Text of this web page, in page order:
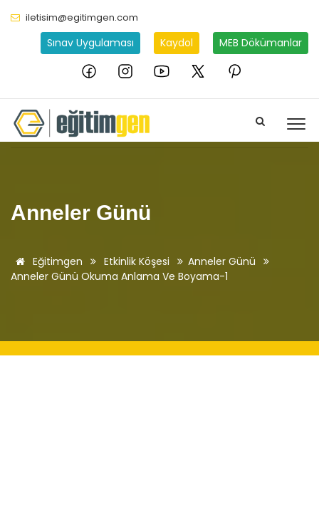
iletisim@egitimgen.com
Sınav Uygulaması Kaydol MEB Dökümanlar
Anneler Günü
Eğitimgen Etkinlik Köşesi
Anneler Günü
Anneler Günü Okuma Anlama Ve Boyama-1